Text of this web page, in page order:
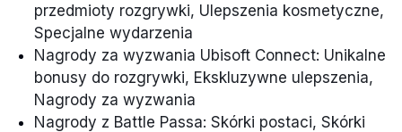
przedmioty rozgrywki, Ulepszenia kosmetyczne,
Specjalne wydarzenia
Nagrody za wyzwania Ubisoft Connect: Unikalne
bonusy do rozgrywki, Ekskluzywne ulepszenia,
Nagrody za wyzwania
Nagrody z Battle Passa: Skórki postaci, Skórki